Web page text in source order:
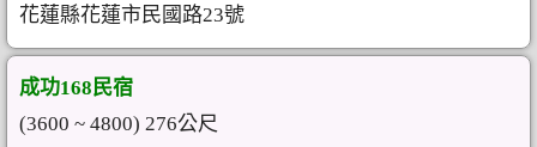
花蓮縣花蓮市民國路23號
成功168民宿
(3600 ~ 4800) 276公尺